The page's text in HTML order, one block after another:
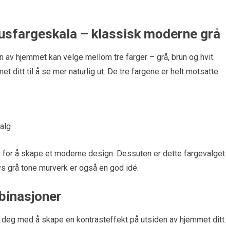
– klassisk moderne grå
hjemmet kan velge mellom tre farger – grå, brun og hvit.
ditt til å se mer naturlig ut. De tre fargene er helt motsatte.
å skape et moderne design. Dessuten er dette fargevalget
grå tone murverk er også en god idé.
med å skape en kontrasteffekt på utsiden av hjemmet ditt.